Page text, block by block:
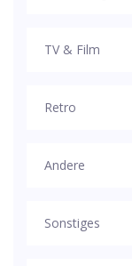
TV & Film
Retro
Andere
Sonstiges